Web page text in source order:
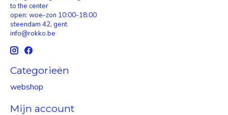
to the center
open: woe-zon 10:00-18:00
steendam 42, gent
info@rokko.be
Categorieën
webshop
Mijn account